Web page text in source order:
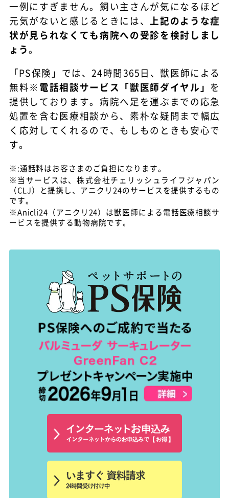
一例にすぎません。飼い主さんが気になるほど
元気がないと感じるときには、上記のような症
状が見られなくても病院への受診を検討しまし
ょう。
「PS保険」では、24時間365日、獣医師による
無料※ 電話相談サービス「獣医師ダイヤル」 を
提供しております。 病院へ足を運ぶまでの応急
処置を含む医療相談から、素朴な疑問 まで幅広
く応対してくれるので、もしものときも安心で
す。
※:通話料はお客さまのご負担になります。
※当サービスは、株式会社チェリッシュライフジャパン
（CLJ）と提携し、アニクリ24のサービスを提供するもの
です。
※Anicli24（アニクリ24）は獣医師による電話医療相談サ
ービスを提供する動物病院です。